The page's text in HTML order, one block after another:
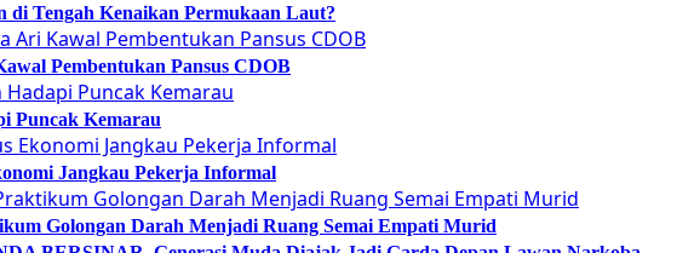
Tengah Kenaikan Permukaan Laut?
Pembentukan Pansus CDOB
Puncak Kemarau
Jangkau Pekerja Informal
Golongan Darah Menjadi Ruang Semai Empati Murid